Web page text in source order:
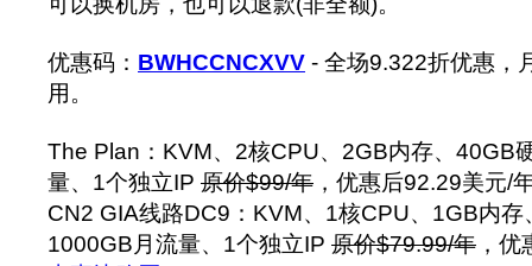
优惠码： BWHCCNCXVV - 全场9.322折优惠，
用。
The Plan：KVM、2核CPU、2GB内存、40GB
量、1个独立IP 原价$99/年 ，优惠后92.29美元/
CN2 GIA线路DC9：KVM、1核CPU、1GB内存
1000GB月流量、1个独立IP 原价$79.99/年 ，